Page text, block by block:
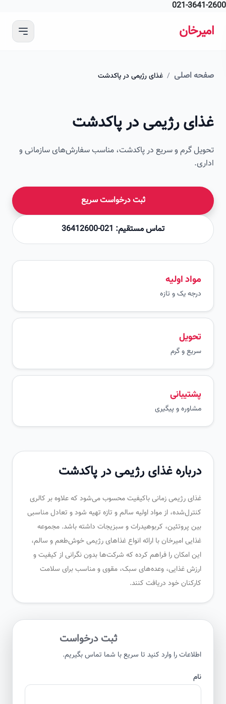
021-
اصلی / غذای رژیمی در پاکدشت
رژیمی در پاکدشت
گرم و سریع در پاکدشت، مناسب سفارش‌های سازمانی و
ثبت درخواست سریع
تماس مستقیم: 021-36412600
مواد اولیه
درجه یک و تازه
سریع و گرم
پشتیبانی
مشاوره و پیگیری
درباره غذای رژیمی در پاکدشت
غذای رژیمی زمانی باکیفیت محسوب می‌شود که علاوه بر کالری
کنترل‌شده، از مواد اولیه سالم و تازه تهیه شود و تعادل مناسبی
بین پروتئین، کربوهیدرات و سبزیجات داشته باشد. مجموعه
غذایی امیرخان با ارائه انواع غذاهای رژیمی خوش‌طعم و سالم،
این امکان را فراهم کرده که شرکت‌ها بدون نگرانی از کیفیت و
ارزش غذایی، وعده‌های سبک، مقوی و مناسب برای سلامت
کارکنان خود دریافت کنند.
ثبت درخواست
اطلاعات را وارد کنید تا سریع با شما تماس بگیریم.